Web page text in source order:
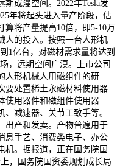
成漫空间。2022年Tesla发
年将起头进入量产阶段，估
算将产量提高10倍，即5-10万
人的投入。按照一台人形机
1亿台，对磁材需求量将达到
，远期空间广漠。上市公司
人形机械人用磁组件的研
要处置稀土永磁材料使用器
使用器件和磁组件使用器
减速器、关节工致手等。
出产和发卖。产物普遍用于
息手艺、消费类电子、办公
机。据报道，正在国务院国
，国务院国资委规划成长局